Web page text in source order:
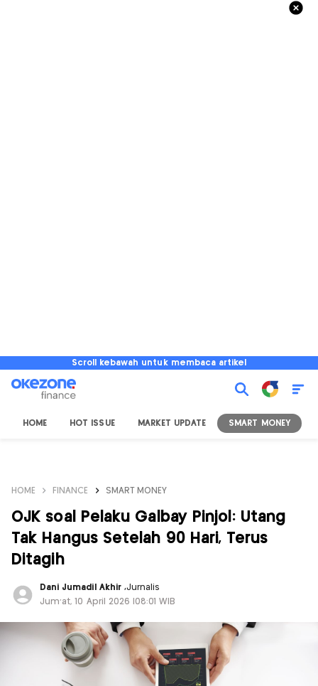
Scroll kebawah untuk membaca artikel
HOME HOT ISSUE MARKET UPDATE SMART MONEY
HOME FINANCE SMART MONEY
OJK soal Pelaku Galbay Pinjol: Utang
Tak Hangus Setelah 90 Hari, Terus
Ditagih
Dani Jumadil Akhir ,Jurnalis
Jum'at, 10 April 2026 |08:01 WIB